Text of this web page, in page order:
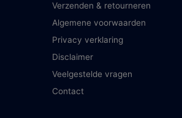
Verzenden & retourneren
Algemene voorwaarden
Privacy verklaring
Disclaimer
Veelgestelde vragen
Contact